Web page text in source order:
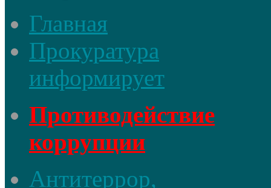
Главная
Прокуратура
информирует
Противодействие
коррупции
Антитеррор,